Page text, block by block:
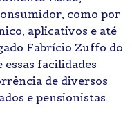
como por
aplicativos e até
Fabrício Zuffo do
facilidades
de diversos
e pensionistas.